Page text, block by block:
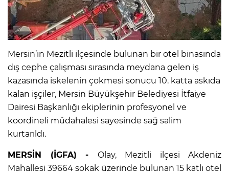
Mersin’in Mezitli ilçesinde bulunan bir otel binasında
dış cephe çalışması sırasında meydana gelen iş
kazasında iskelenin çokmesi sonucu 10. katta askıda
kalan işçiler, Mersin Büyükşehir Belediyesi İtfaiye
Dairesi Başkanlığı ekiplerinin profesyonel ve
koordineli müdahalesi sayesinde sağ salim
kurtarıldı.
MERSİN (İGFA) - Olay, Mezitli ilçesi Akdeniz
Mahallesi 39664 sokak üzerinde bulunan 15 katlı otel